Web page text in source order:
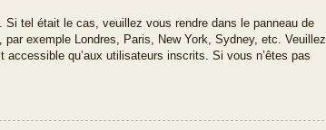
Si tel était le cas, veuillez vous rendre dans le panneau de
exemple Londres, Paris, New York, Sydney, etc. Veuillez
qu’aux utilisateurs inscrits. Si vous n’êtes pas